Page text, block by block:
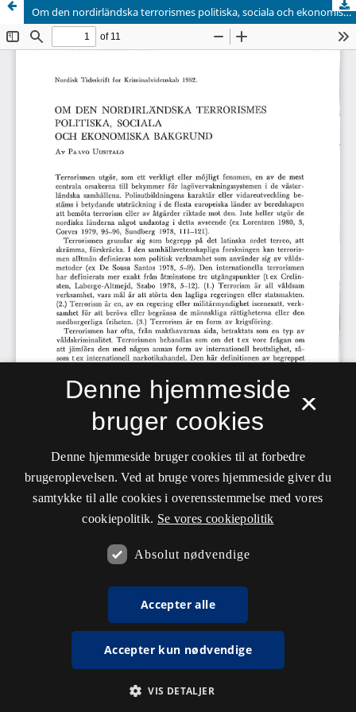
Om den nordirländska terrorismes politiska, sociala och ekonomiska bakgrund
×
Denne hjemmeside
bruger cookies
Denne hjemmeside bruger cookies til at forbedre
brugeroplevelsen. Ved at bruge vores hjemmeside giver du
samtykke til alle cookies i overensstemmelse med vores
cookiepolitik. Se vores cookiepolitik
Absolut nødvendige
Accepter alle
Accepter kun nødvendige
VIS DETALJER